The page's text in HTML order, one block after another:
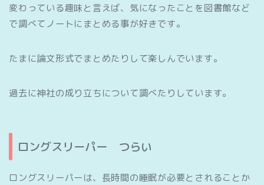
変わっている趣味と言えば、気になったことを図書館など
で調べてノートにまとめる事が好きです。
たまに論文形式でまとめたりして楽しんでいます。
過去に神社の成り立ちについて調べたりしています。
ロングスリーパー つらい
ロングスリーパーは、長時間の睡眠が必要とされることか